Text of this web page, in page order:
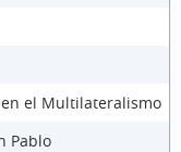
el Multilateralismo
Pablo